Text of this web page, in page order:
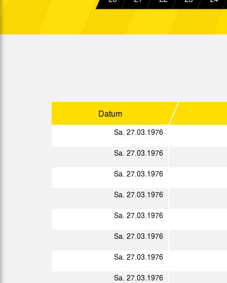
Datum
Sa. 27.03.1976
Sa. 27.03.1976
Sa. 27.03.1976
Sa. 27.03.1976
Sa. 27.03.1976
Sa. 27.03.1976
Sa. 27.03.1976
Sa. 27.03.1976